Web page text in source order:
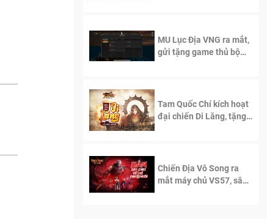
MU Lục Địa VNG ra mắt,
gửi tặng game thủ bộ
Tam Quốc Chí kích hoạt
đại chiến Di Lăng, tặng
Chiến Địa Vô Song ra
mắt máy chủ VS57, sân